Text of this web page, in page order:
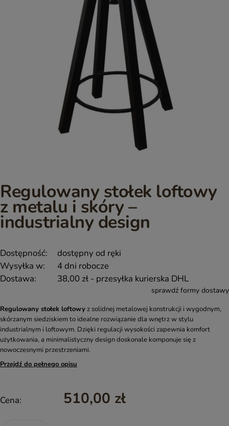
Regulowany stołek loftowy
z metalu i skóry –
industrialny design
Dostępność:
dostępny od ręki
Wysyłka w:
4 dni robocze
Dostawa:
38,00 zł - przesyłka kurierska DHL
sprawdź formy dostawy
Regulowany stołek loftowyz solidnej metalowej konstrukcji i wygodnym,
skórzanym siedziskiem to idealne rozwiązanie dla wnętrz w stylu
industrialnym i loftowym. Dzięki regulacji wysokości zapewnia komfort
użytkowania, a minimalistyczny design doskonale komponuje się z
nowoczesnymi przestrzeniami.
Przejdź do pełnego opisu
Cena: 510,00 zł